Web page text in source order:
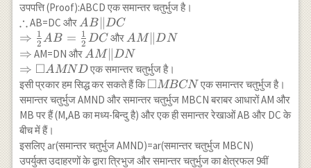
उपपत्ति (Proof):ABCD एक समान्तर चतुर्भुज है।
\therefore
∴AB=DC औरAB
\|
DC
AB DC
\Rightarrow
\frac{1}{2}
AB=\frac{1}
{2} DC
⇒ 2
1 AB = 2
1 DC औरAM
\|
DN
AM ∥DN
\Rightarrow
⇒ AM=DN औरAM
\|
DN
AM∥DN
\Rightarrow
\square
AMND
⇒ □AMNDएक समान्तर चतुर्भुज है।
इसी प्रकार हम सिद्ध कर सकते हैं कि\square
MBCN
□MBCNएक समान्तर चतुर्भुज है।
समान्तर चतुर्भुज AMND और समान्तर चतुर्भुज MBCN बराबर आधारों AM और
MB पर हैं (M,AB का मध्य-बिन्दु है) और एक ही समान्तर रेखाओं AB और DC के
बीच में हैं।
इसलिए ar(समान्तर चतुर्भुज AMND)=ar(समान्तर चतुर्भुज MBCN)
उपर्युक्त उदाहरणों के द्वारा त्रिभुज और समान्तर चतुर्भुज का क्षेत्रफल 9वीं